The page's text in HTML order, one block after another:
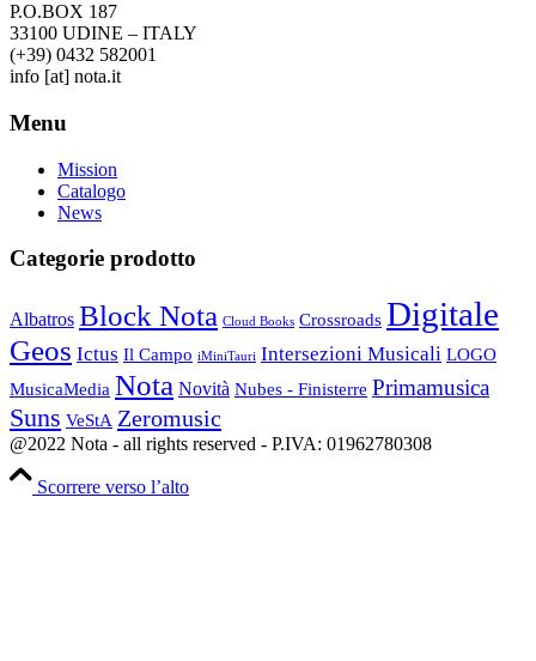
P.O.BOX 187
33100 UDINE – ITALY
(+39) 0432 582001
info [at] nota.it
Menu
Mission
Catalogo
News
Categorie prodotto
Albatros Block Nota Cloud Books Crossroads Digitale
Geos Ictus Il Campo iMiniTauri Intersezioni Musicali LOGO
MusicaMedia Nota Novità Nubes - Finisterre Primamusica
Suns VeStA Zeromusic
@2022 Nota - all rights reserved - P.IVA: 01962780308
Scorrere verso l’alto